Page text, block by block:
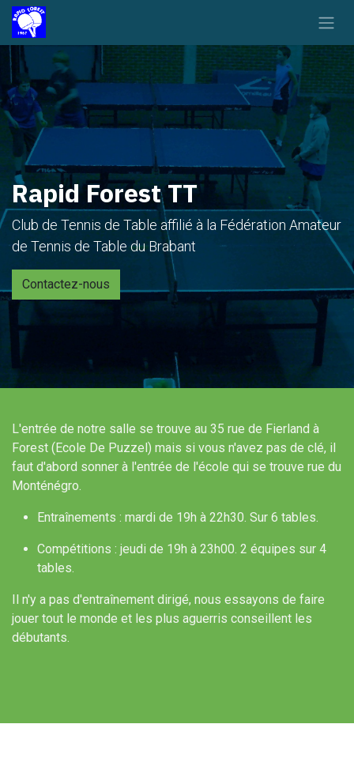
Se rendre au contenu
Rapid Forest TT
Club de Tennis de Table affilié à la Fédération Amateur
de Tennis de Table du Brabant
Contactez-nous
L'entrée de notre salle se trouve au 35 rue de Fierland à
Forest (Ecole De Puzzel) mais si vous n'avez pas de clé, il
faut d'abord sonner à l'entrée de l'école qui se trouve rue du
Monténégro.
Entraînements : mardi de 19h à 22h30. Sur 6 tables.
Compétitions : jeudi de 19h à 23h00. 2 équipes sur 4
tables.
Il n'y a pas d'entraînement dirigé, nous essayons de faire
jouer tout le monde et les plus aguerris conseillent les
débutants.